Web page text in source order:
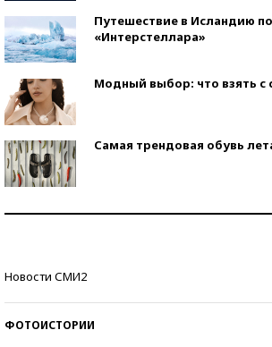
Путешествие в Исландию
«Интерстеллара»
Модный выбор: что взять с
Самая трендовая обувь
Новости СМИ2
ФОТОИСТОРИИ